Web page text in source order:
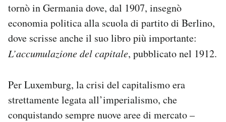
tornò in Germania dove, dal 1907, insegnò
economia politica alla scuola di partito di Berlino,
dove scrisse anche il suo libro più importante:
L’accumulazione del capitale, pubblicato nel 1912.
Per Luxemburg, la crisi del capitalismo era
strettamente legata all’imperialismo, che
conquistando sempre nuove aree di mercato –